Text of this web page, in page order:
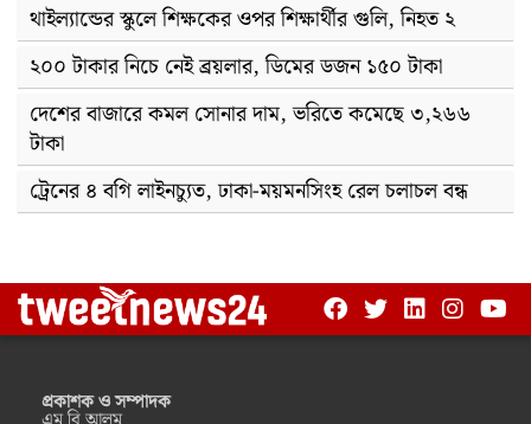
থাইল্যান্ডের স্কুলে শিক্ষকের ওপর শিক্ষার্থীর গুলি, নিহত ২
২০০ টাকার নিচে নেই ব্রয়লার, ডিমের ডজন ১৫০ টাকা
দেশের বাজারে কমল সোনার দাম, ভরিতে কমেছে ৩,২৬৬
টাকা
ট্রেনের ৪ বগি লাইনচ্যুত, ঢাকা-ময়মনসিংহ রেল চলাচল বন্ধ
প্রকাশক ও সম্পাদক